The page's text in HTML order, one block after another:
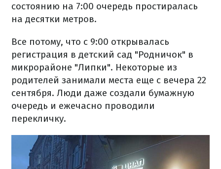
состоянию на 7:00 очередь простиралась
на десятки метров.
Все потому, что с 9:00 открывалась
регистрация в детский сад "Родничок" в
микрорайоне "Липки". Некоторые из
родителей занимали места еще с вечера 22
сентября. Люди даже создали бумажную
очередь и ежечасно проводили
перекличку.